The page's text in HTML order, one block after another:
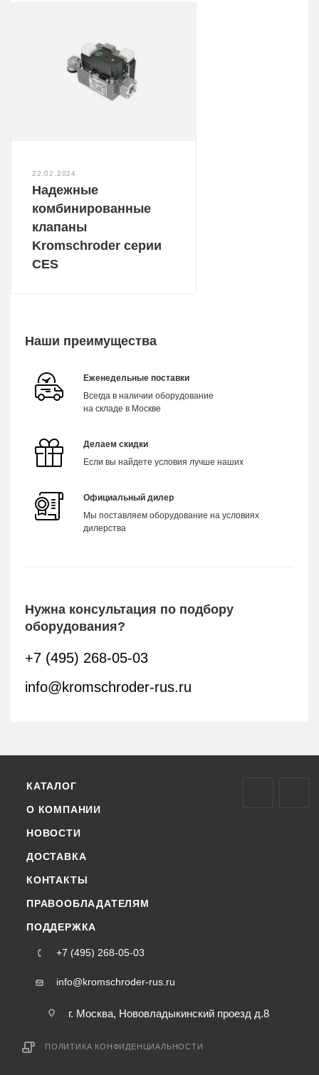
22.02.2024
Надежные
комбинированные
клапаны
Kromschroder серии
CES
Наши преимущества
Еженедельные поставки
Всегда в наличии оборудование
на складе в Москве
Делаем скидки
Если вы найдете условия лучше наших
Официальный дилер
Мы поставляем оборудование на условиях
дилерства
Нужна консультация по подбору
оборудования?
+7 (495) 268-05-03
info@kromschroder-rus.ru
КАТАЛОГ
О КОМПАНИИ
НОВОСТИ
ДОСТАВКА
КОНТАКТЫ
ПРАВООБЛАДАТЕЛЯМ
ПОДДЕРЖКА
+7 (495) 268-05-03
info@kromschroder-rus.ru
г. Москва, Нововладыкинский проезд д.8
ПОЛИТИКА КОНФИДЕНЦИАЛЬНОСТИ